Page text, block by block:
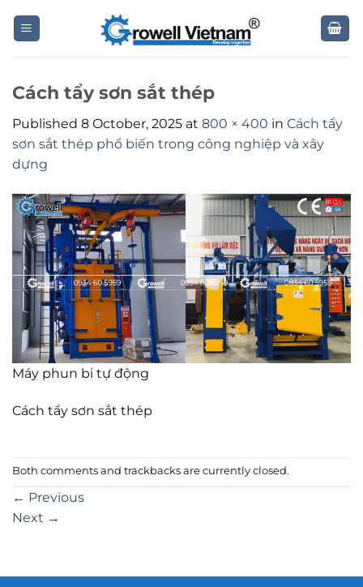
Cách tẩy sơn sắt thép
Published 8 October, 2025 at 800 × 400 in Cách tẩy
sơn sắt thép phổ biến trong công nghiệp và xây
dựng
Máy phun bi tự động
Cách tẩy sơn sắt thép
Both comments and trackbacks are currently closed.
← Previous
Next →